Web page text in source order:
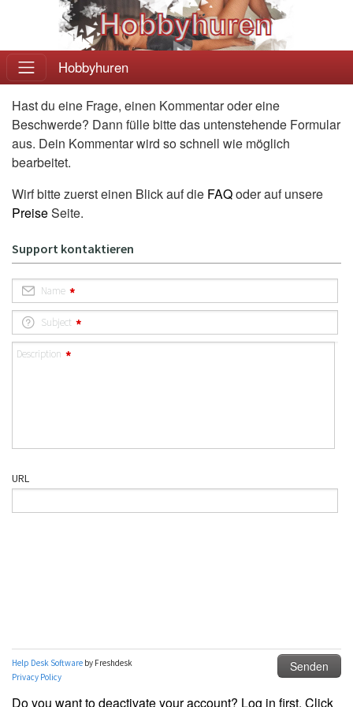
Hobbyhuren
Hast du eine Frage, einen Kommentar oder eine
Beschwerde? Dann fülle bitte das untenstehende Formular
aus. Dein Kommentar wird so schnell wie möglich
bearbeitet.
Wirf bitte zuerst einen Blick auf die FAQoder auf unsere
PreiseSeite.
Do you want to deactivate your account? Log in first. Click